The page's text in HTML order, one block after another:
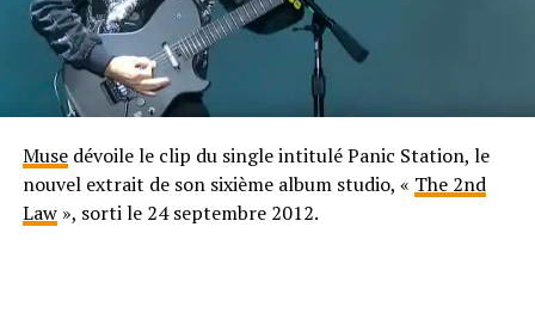
Musedévoile le clip du single intitulé Panic Station, le
nouvel extrait de son sixième album studio, « The 2nd
Law», sorti le 24 septembre 2012.